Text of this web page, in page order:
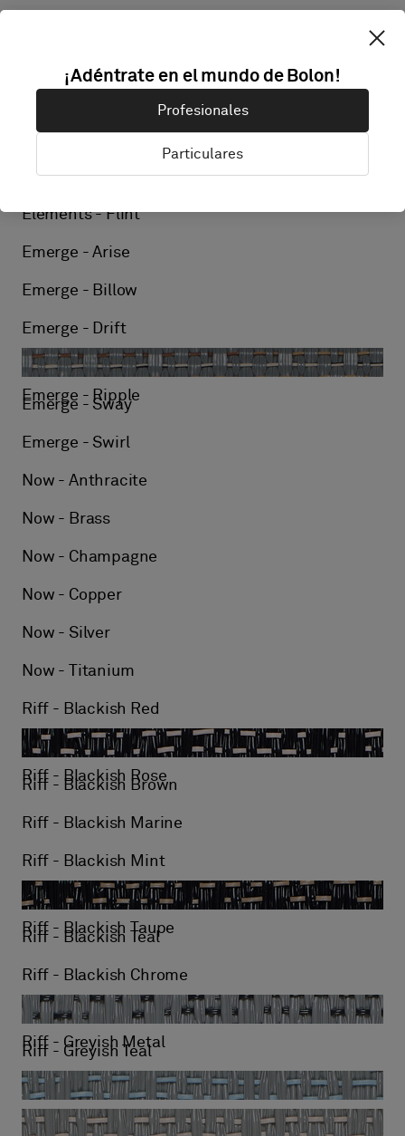
Elements - Linen
Elements - Kelp
Elements - Flint
Emerge - Arise
Emerge - Billow
Emerge - Drift
Emerge - Ripple
Emerge - Sway
Emerge - Swirl
Now - Anthracite
Now - Brass
Now - Champagne
Now - Copper
Now - Silver
Now - Titanium
Riff - Blackish Red
Riff - Blackish Rose
Riff - Blackish Brown
Riff - Blackish Marine
Riff - Blackish Mint
Riff - Blackish Taupe
Riff - Blackish Teal
Riff - Blackish Chrome
Riff - Greyish Metal
Riff - Greyish Teal
Riff - Greyish Mint
¡Adéntrate en el mundo de Bolon!
Profesionales
Particulares